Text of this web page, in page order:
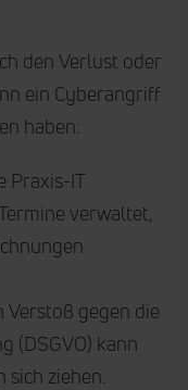
den Verlust oder
ein Cyberangriff
haben:
Praxis-IT
verwaltet,
Verstoß gegen die
(DSGVO) kann
ziehen.